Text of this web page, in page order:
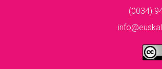
(0034)